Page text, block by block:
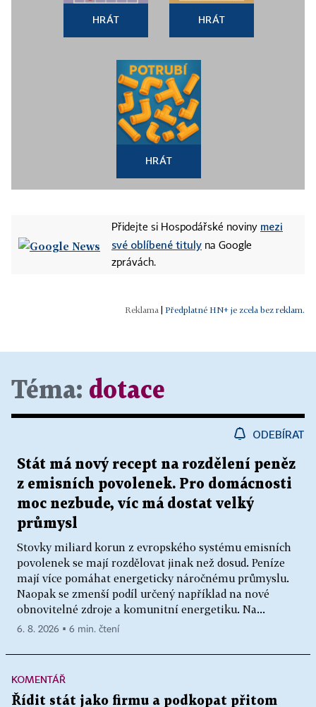
HRÁT HRÁT
HRÁT
Přidejte si Hospodářské noviny mezi
své oblíbené tituly na Google
zprávách.
Předplatné HN+ je zcela bez reklam.
Téma: dotace
ODEBÍRAT
Stát má nový recept na rozdělení peněz
z emisních povolenek. Pro domácnosti
moc nezbude, víc má dostat velký
průmysl
Stovky miliard korun z evropského systému emisních
povolenek se mají rozdělovat jinak než dosud. Peníze
mají více pomáhat energeticky náročnému průmyslu.
Naopak se zmenší podíl určený například na nové
obnovitelné zdroje a komunitní energetiku. Na...
6. 8. 2026 ▪ 6 min. čtení
KOMENTÁŘ
Řídit stát jako firmu a podkopat přitom